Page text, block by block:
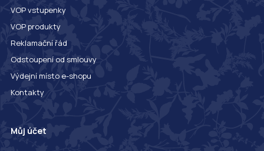
VOP vstupenky
VOP produkty
Reklamační řád
Odstoupení od smlouvy
Výdejní místo e-shopu
Kontakty
Můj účet